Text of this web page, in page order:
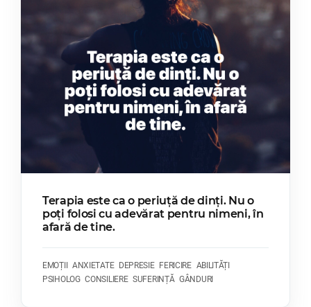
Terapia este ca o periuță de dinți. Nu o
poți folosi cu adevărat pentru nimeni, în
afară de tine.
EMOȚII ANXIETATE DEPRESIE FERICIRE ABILITĂȚI
PSIHOLOG CONSILIERE SUFERINȚĂ GÂNDURI